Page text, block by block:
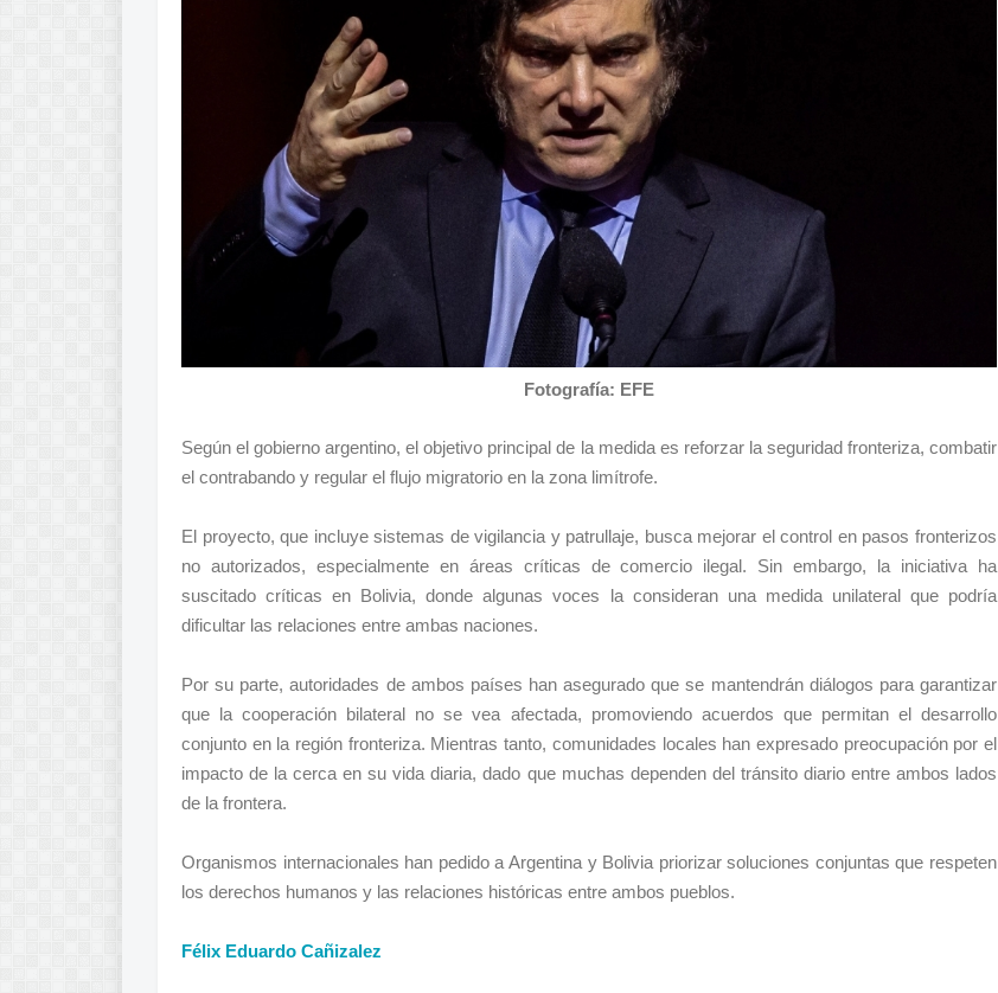
Fotografía: EFE
Según el gobierno argentino, el objetivo principal de la medida es reforzar la seguridad fronteriza, combatir
el contrabando y regular el flujo migratorio en la zona limítrofe.
El proyecto, que incluye sistemas de vigilancia y patrullaje, busca mejorar el control en pasos fronterizos
no autorizados, especialmente en áreas críticas de comercio ilegal. Sin embargo, la iniciativa ha
suscitado críticas en Bolivia, donde algunas voces la consideran una medida unilateral que podría
dificultar las relaciones entre ambas naciones.
Por su parte, autoridades de ambos países han asegurado que se mantendrán diálogos para garantizar
que la cooperación bilateral no se vea afectada, promoviendo acuerdos que permitan el desarrollo
conjunto en la región fronteriza. Mientras tanto, comunidades locales han expresado preocupación por el
impacto de la cerca en su vida diaria, dado que muchas dependen del tránsito diario entre ambos lados
de la frontera.
Organismos internacionales han pedido a Argentina y Bolivia priorizar soluciones conjuntas que respeten
los derechos humanos y las relaciones históricas entre ambos pueblos.
Félix Eduardo Cañizalez